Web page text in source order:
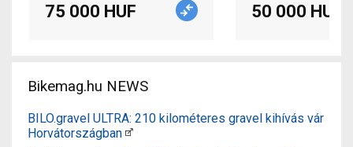
75 000 HUF 50 000 HUF
Bikemag.hu NEWS
BILO.gravel ULTRA: 210 kilométeres gravel kihívás vár
Horvátországban